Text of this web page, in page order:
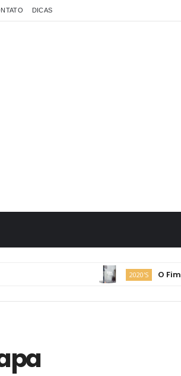
DICAS
2020'S O Fim da Rua